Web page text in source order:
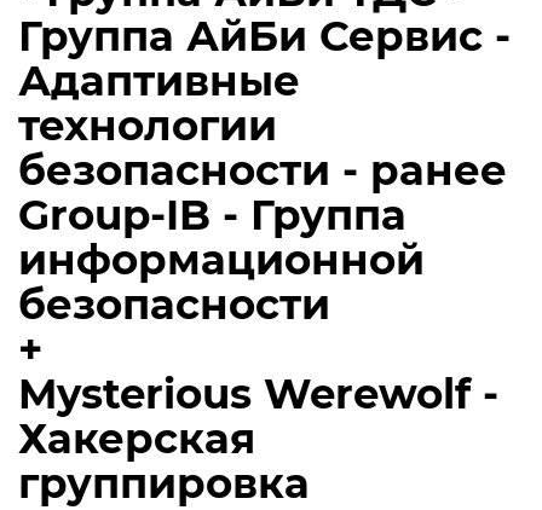
Группа АйБи Сервис -
Адаптивные
технологии
безопасности - ранее
Group-IB - Группа
информационной
безопасности
+
Mysterious Werewolf -
Хакерская
группировка